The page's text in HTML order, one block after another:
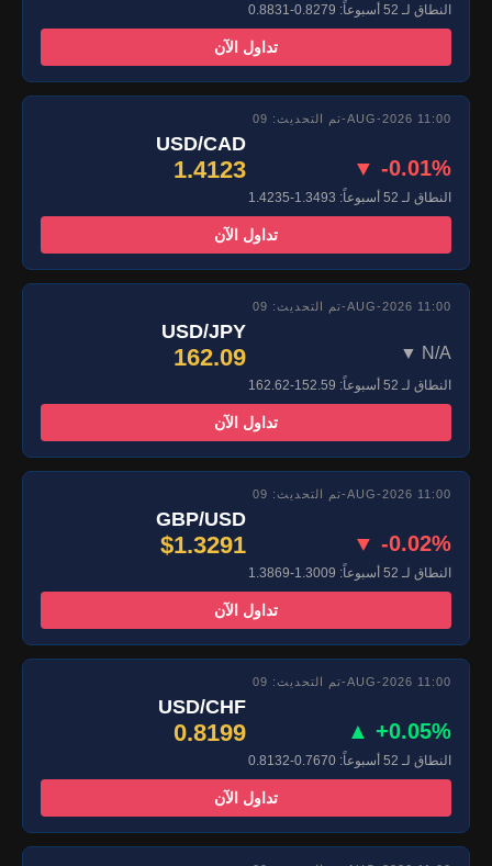
النطاق لـ 52 أسبوعاً: 0.8279-0.8831
تداول الآن
تم التحديث: 09-AUG-2026 11:00
USD/CAD
1.4123 ▼ -0.01%
النطاق لـ 52 أسبوعاً: 1.3493-1.4235
تداول الآن
تم التحديث: 09-AUG-2026 11:00
USD/JPY
162.09 ▼ N/A
النطاق لـ 52 أسبوعاً: 152.59-162.62
تداول الآن
تم التحديث: 09-AUG-2026 11:00
GBP/USD
$1.3291 ▼ -0.02%
النطاق لـ 52 أسبوعاً: 1.3009-1.3869
تداول الآن
تم التحديث: 09-AUG-2026 11:00
USD/CHF
0.8199 ▲ +0.05%
النطاق لـ 52 أسبوعاً: 0.7670-0.8132
تداول الآن